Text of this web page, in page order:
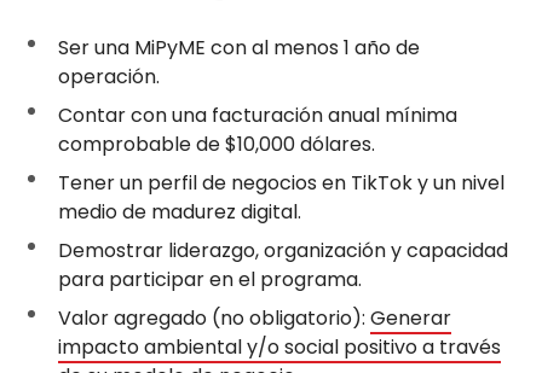
Ser una MiPyME con al menos 1 año de
operación.
Contar con una facturación anual mínima
comprobable de $10,000 dólares.
Tener un perfil de negocios en TikTok y un nivel
medio de madurez digital.
Demostrar liderazgo, organización y capacidad
para participar en el programa.
Valor agregado (no obligatorio): Generar
impacto ambiental y/o social positivo a través